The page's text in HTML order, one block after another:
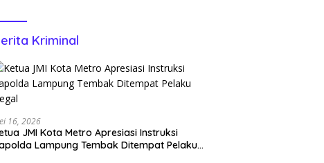
Kriminal
16, 2026
JMI Kota Metro Apresiasi Instruksi
Lampung Tembak Ditempat Pelaku